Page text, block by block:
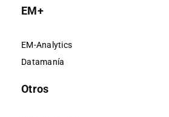
EM+
EM-Analytics
Datamanía
Otros